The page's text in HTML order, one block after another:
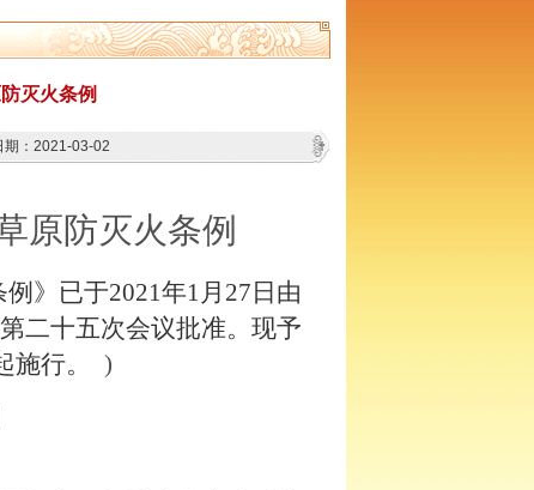
灭火条例
期：2021-03-02
原防灭火条例
》已于2021年1月27日由
二十五次会议批准。 现予
施行。)